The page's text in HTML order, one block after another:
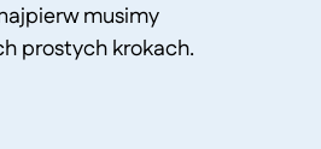
musimy
prostych krokach.